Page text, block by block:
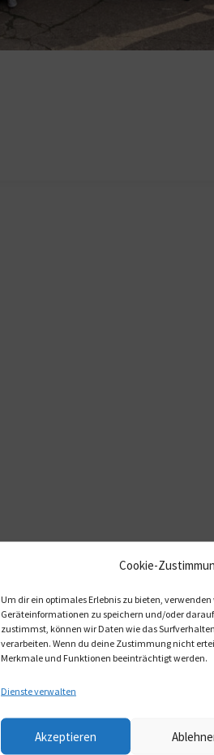
Cookie-
Um dir ein optimales Erlebnis zu bieten,
Geräteinformationen zu speichern und/oder
zustimmst, können wir Daten wie das
verarbeiten. Wenn du deine Zustimmung nicht
Merkmale und Funktionen beeinträchtigt werden.
Dienste verwalten
Akzeptieren